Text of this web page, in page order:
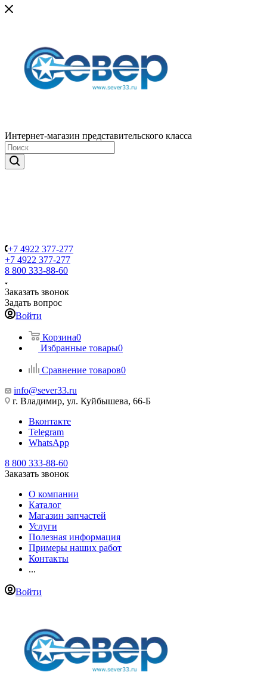
Интернет-магазин представительского класса
+7 4922 377-277
+7 4922 377-277
8 800 333-88-60
Заказать звонок
Задать вопрос
Войти
Корзина0
Избранные товары0
Сравнение товаров0
info@sever33.ru
г. Владимир, ул. Куйбышева, 66-Б
Вконтакте
Telegram
WhatsApp
8 800 333-88-60
Заказать звонок
О компании
Каталог
Магазин запчастей
Услуги
Полезная информация
Примеры наших работ
Контакты
...
Войти